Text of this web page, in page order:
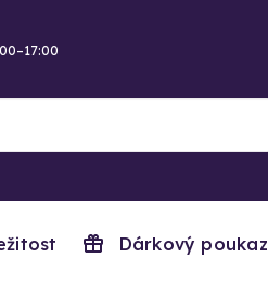
Dárkový poukaz